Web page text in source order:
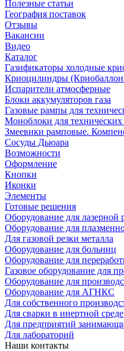
Полезные статьи
География поставок
Отзывы
Вакансии
Видео
Каталог
Газификаторы холодные
Криоцилиндры
Испарители атмосферные
Блоки аккумуляторов газа
Газовые рампы для
Моноблоки для технических
Змеевики рамповые.
Сосуды Дьюара
Возможности
Оформление
Кнопки
Иконки
Элементы
Готовые решения
Оборудование для лазерной
Оборудование для
Для газовой резки металла
Оборудование для больниц
Оборудование для
Газовое оборудование для
Оборудование для
Оборудование для АГНКС
Для собственного
Для сварки в инертной среде
Для предприятий
Для лабораторий
Наши контакты